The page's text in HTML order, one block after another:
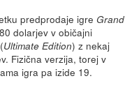
predprodaje igre Grand
dolarjev v običajni
Ultimate Edition) z nekaj
Fizična verzija, torej v
igra pa izide 19.